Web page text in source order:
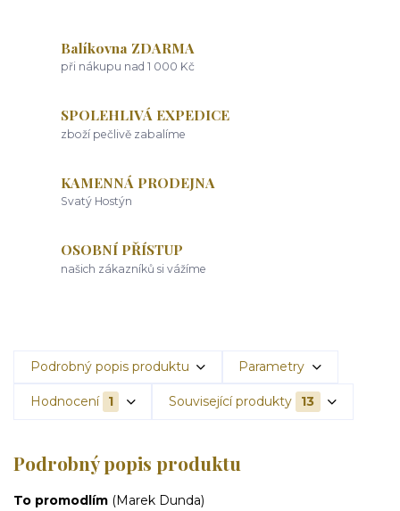
Balíkovna ZDARMA
při nákupu nad 1 000 Kč
SPOLEHLIVÁ EXPEDICE
zboží pečlivě zabalíme
KAMENNÁ PRODEJNA
Svatý Hostýn
OSOBNÍ PŘÍSTUP
našich zákazníků si vážíme
Podrobný popis produktu Parametry
Hodnocení 1 Související produkty 13
Podrobný popis produktu
To promodlím (Marek Dunda)